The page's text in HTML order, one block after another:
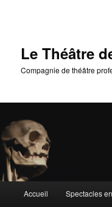
Le Théâtre
Compagnie de théâtre
principal
Accueil Spectacles